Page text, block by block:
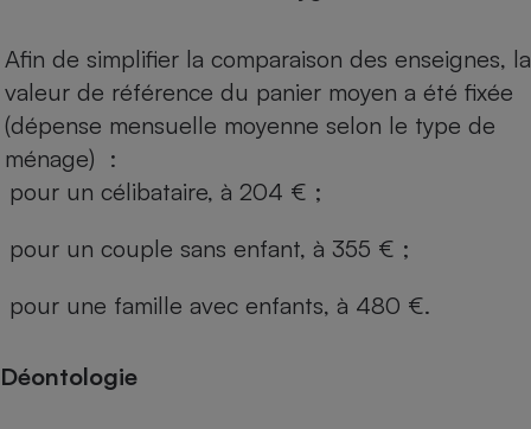
Afin de simplifier la comparaison des enseignes, la
valeur de référence du panier moyen a été fixée
(dépense mensuelle moyenne selon le type de
ménage) :
pour un célibataire, à 204 € ;
pour un couple sans enfant, à 355 € ;
pour une famille avec enfants, à 480 €.
Déontologie